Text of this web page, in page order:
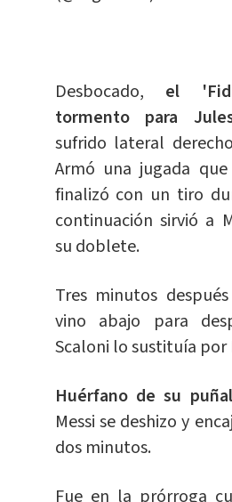
Desbocado, el
tormento para
sufrido lateral
Armó una jugada
finalizó con un tiro
continuación sirvió a
su doblete.
Tres minutos
vino abajo para
Scaloni lo sustituía por
Huérfano de su
Messi se deshizo y
dos minutos.
Fue en la prórroga